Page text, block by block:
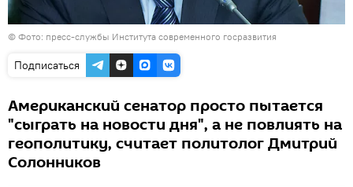
© Фото: пресс-службы Института современного госразвития
Подписаться
Американский сенатор просто пытается
"сыграть на новости дня", а не повлиять на
геополитику, считает политолог Дмитрий
Солонников